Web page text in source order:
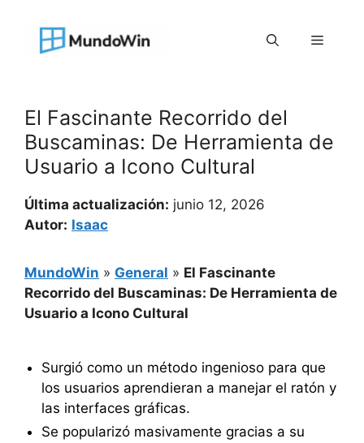
contenido
Menú
El Fascinante Recorrido del
Buscaminas: De Herramienta de
Usuario a Icono Cultural
Última actualización: junio 12, 2026
Autor: Isaac
MundoWin » General » El Fascinante
Recorrido del Buscaminas: De Herramienta de
Usuario a Icono Cultural
Surgió como un método ingenioso para que
los usuarios aprendieran a manejar el ratón y
las interfaces gráficas.
Se popularizó masivamente gracias a su